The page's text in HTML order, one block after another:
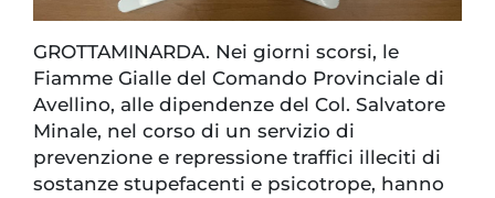
GROTTAMINARDA. Nei giorni scorsi, le
Fiamme Gialle del Comando Provinciale di
Avellino, alle dipendenze del Col. Salvatore
Minale, nel corso di un servizio di
prevenzione e repressione traffici illeciti di
sostanze stupefacenti e psicotrope, hanno